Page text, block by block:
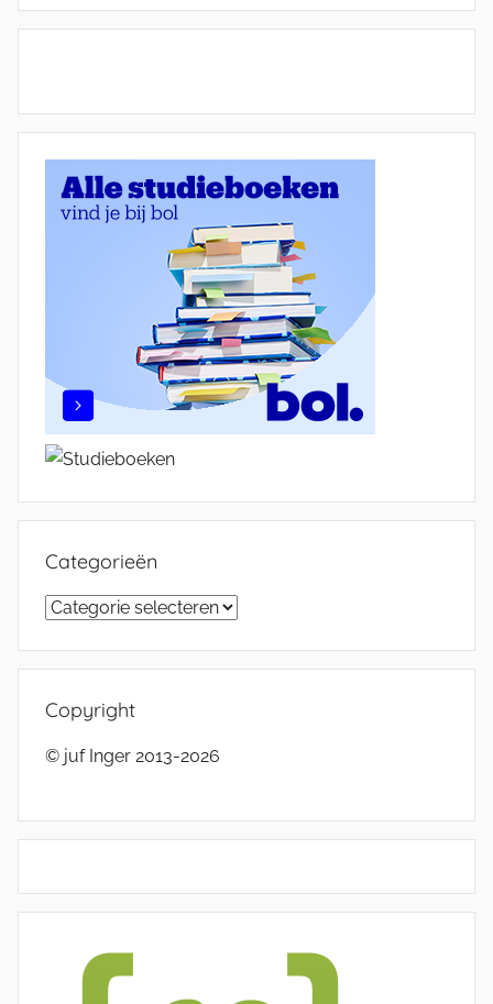
Categorieën
Categorieën
Copyright
© juf Inger 2013-2026